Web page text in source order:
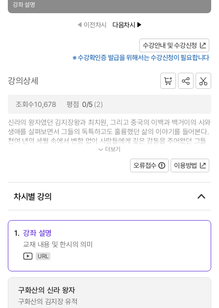
강좌 설명
이전차시 다음차시
수강안내 및 수강신청
※ 수강확인증 발급을 위해서는 수강신청이 필요합니다
강의상세
조회수10,678 평점 0/5 (2)
신라의 왕자였던 김지장왕과 최치원, 그리고 중국의 이백과 백거이의 시와
생애를 살펴보면서 그들의 독특하고도 훌륭했던 삶의 이야기를 들어본다.
천여 년의 세월 속에서 변함 없이 사람들에게 깊은 감동을 주어왔던 그들
의 작품과 생애를 다시 조명하면... 더보기
오류접수 이용방법
차시별 강의
1. 강좌 설명
교재 내용 및 한시의 의미
URL
구화산의 신라 왕자
구화산의 김지장 유적